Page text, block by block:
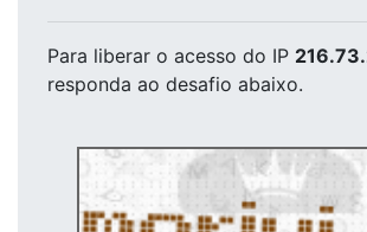
Para liberar o acesso do IP
responda ao desafio abaixo.